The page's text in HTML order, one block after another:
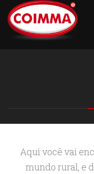
Aqui você vai
mundo rural, e